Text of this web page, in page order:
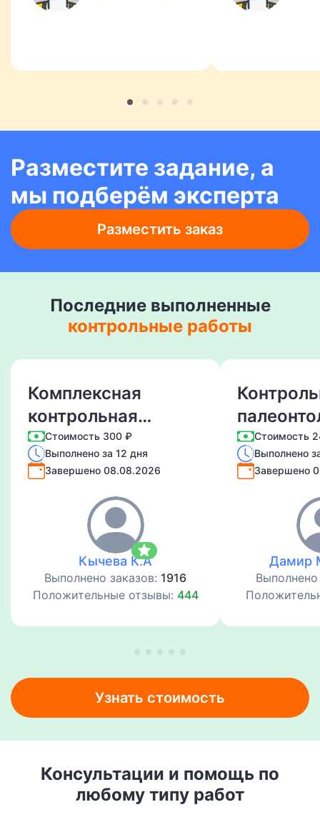
Разместите задание, а
мы подберём эксперта
Разместить заказ
Последние выполненные
контрольные работы
Комплексная
контрольная
работы
Психокоррекция
Стоимость 300 ₽
Выполнено за 12 дня
Завершено 08.08.2026
star
Кычева К.А
Выполнено заказов: 1916
Положительные отзывы: 444
Стоимость
Выполнено
Завершено
Дамир
Узнать стоимость
Консультации и помощь по
любому типу работ